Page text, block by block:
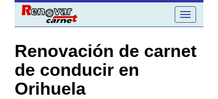
Toggle
navigation
Renovación de carnet
de conducir en
Orihuela